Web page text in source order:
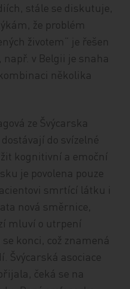
stále se diskutuje,
že problém
životem“ je řešen
např. v Belgii je snaha
několika
ze Švýcarska
do svízelné
kognitivní a emoční
je povolena pouze
smrtící látku i
nová směrnice,
mluví o utrpení
konci, což znamená
Švýcarská asociace
čeká se na